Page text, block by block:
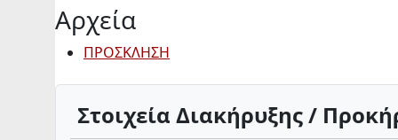
Αρχεία
ΠΡΟΣΚΛΗΣΗ
Στοιχεία Διακήρυξης /